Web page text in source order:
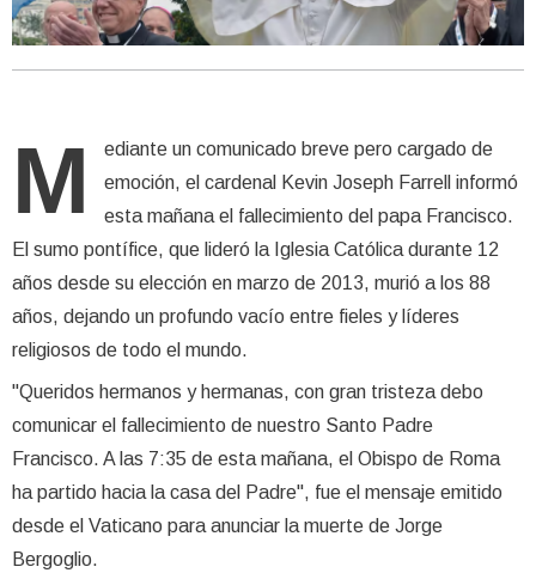
M
ediante un comunicado breve pero cargado de
emoción, el cardenal Kevin Joseph Farrell informó
esta mañana el fallecimiento del papa Francisco.
El sumo pontífice, que lideró la Iglesia Católica durante 12
años desde su elección en marzo de 2013, murió a los 88
años, dejando un profundo vacío entre fieles y líderes
religiosos de todo el mundo.
"Queridos hermanos y hermanas, con gran tristeza debo
comunicar el fallecimiento de nuestro Santo Padre
Francisco. A las 7:35 de esta mañana, el Obispo de Roma
ha partido hacia la casa del Padre", fue el mensaje emitido
desde el Vaticano para anunciar la muerte de Jorge
Bergoglio.